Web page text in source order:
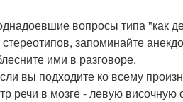
вопросы типа "как
запоминайте
ими в разговоре.
вы подходите ко всему
речи в мозге - левую височную